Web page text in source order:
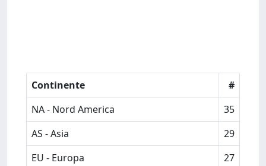
Continente
#
NA - Nord America
35
AS - Asia
29
EU - Europa
27